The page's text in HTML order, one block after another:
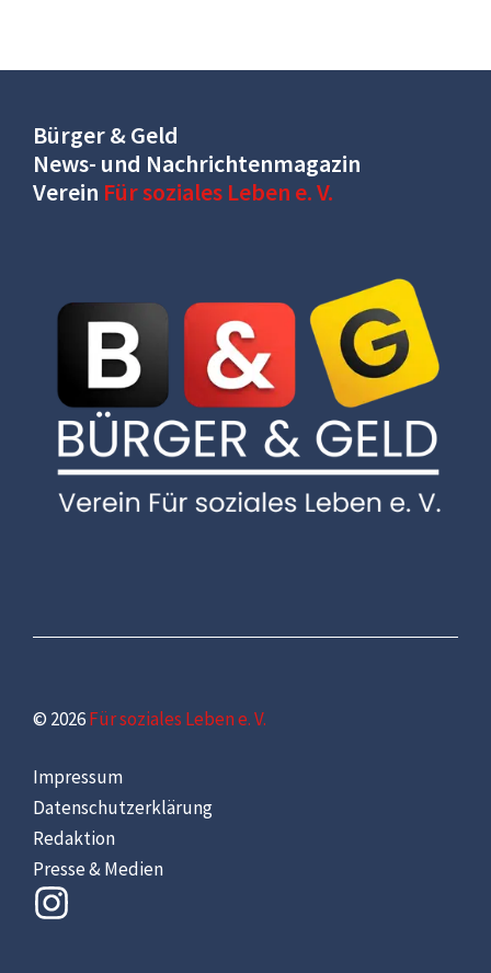
Bürger & Geld
News- und Nachrichtenmagazin
Verein Für soziales Leben e. V.
© 2026Für soziales Leben e. V.
Impressum
Datenschutzerklärung
Redaktion
Presse & Medien